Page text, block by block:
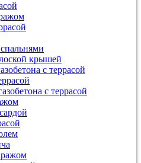
крышей
с террасой
с террасой